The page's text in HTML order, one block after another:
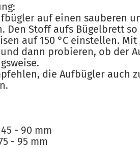
auf einen sauberen
Den Stoff aufs Bügelbrett
auf 150 °C einstellen.
dann probieren, ob der
die Aufbügler auch
- 90 mm
- 95 mm